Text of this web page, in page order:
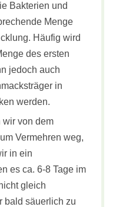
Bakterien und
Menge
Häufig wird
des ersten
jedoch auch
in
werden.
wir von dem
Vermehren weg,
in ein
es ca. 6-8 Tage im
gleich
bald säuerlich zu